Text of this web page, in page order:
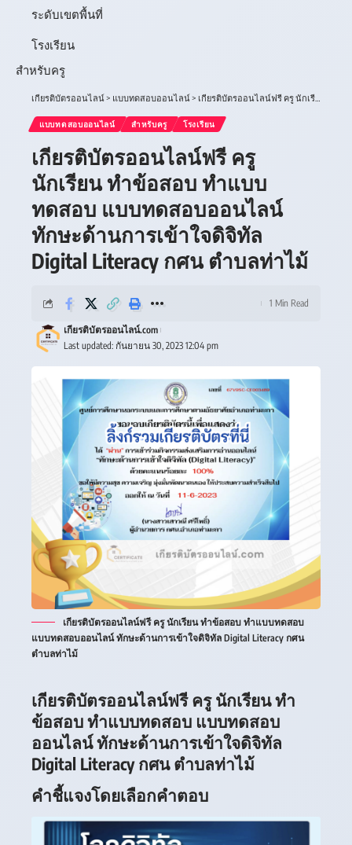
ระดับเขตพื้นที่
โรงเรียน
สำหรับครู
เกียรติบัตรออนไลน์> แบบทดสอบออนไลน์> เกียรติบัตรออนไลน์ฟรี ครู นักเรียน ทำข้อสอบ ทำแบบทดสอบ แบบทดสอบออนไลน์ ทักษะด้านการเข้าใจดิจิทัล Digital Literacy กศน ตำบลท่าไม้
แบบทดสอบออนไลน์ สำหรับครู โรงเรียน
เกียรติบัตรออนไลน์ฟรี ครู
นักเรียน ทำข้อสอบ ทำแบบ
ทดสอบ แบบทดสอบออนไลน์
ทักษะด้านการเข้าใจดิจิทัล
Digital Literacy กศน ตำบลท่าไม้
Last updated: กันยายน 30, 2023 12:04 pm
เกียรติบัตรออนไลน์.com
1 Min Read
เกียรติบัตรออนไลน์ฟรี ครู นักเรียน ทำข้อสอบ ทำแบบทดสอบ
แบบทดสอบออนไลน์ ทักษะด้านการเข้าใจดิจิทัล Digital Literacy กศน
ตำบลท่าไม้
เกียรติบัตรออนไลน์ฟรี ครู นักเรียน ทำ
ข้อสอบ ทำแบบทดสอบ แบบทดสอบ
ออนไลน์ ทักษะด้านการเข้าใจดิจิทัล
Digital Literacy กศน ตำบลท่าไม้
คำชี้แจงโดยเลือกคำตอบ